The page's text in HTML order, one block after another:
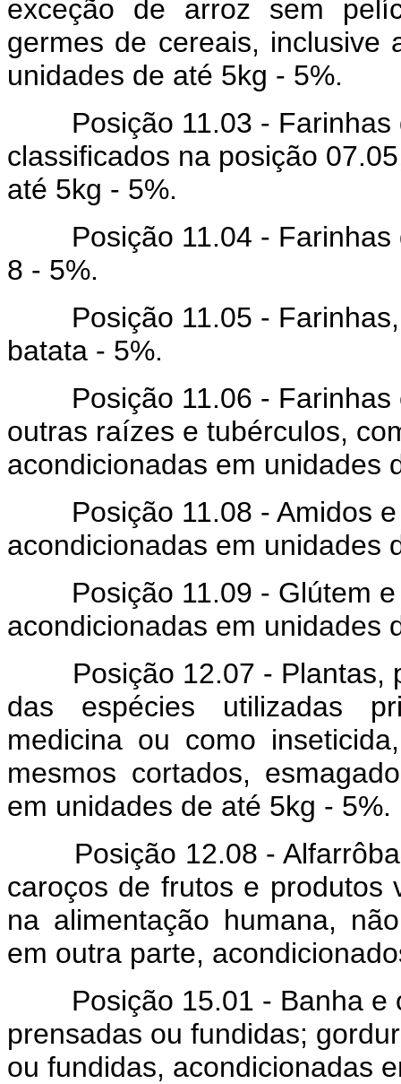
exceção de arroz sem
germes de cereais, inclusive
unidades de até 5kg - 5%.
Posição 11.03 - Farinhas
classificados na posição
até 5kg - 5%.
Posição 11.04 - Farinhas
8 - 5%.
Posição 11.05 - Farinhas,
batata - 5%.
Posição 11.06 - Farinhas
outras raízes e tubérculos,
acondicionadas em unidades
Posição 11.08 - Amidos e
acondicionadas em unidades
Posição 11.09 - Glútem e
acondicionadas em unidades
Posição 12.07 - Plantas,
das espécies utilizadas
medicina ou como
mesmos cortados,
em unidades de até 5kg - 5%.
Posição 12.08 - Alfarrôba,
caroços de frutos e produtos
na alimentação humana,
em outra parte,
Posição 15.01 - Banha e
prensadas ou fundidas;
ou fundidas, acondicionadas